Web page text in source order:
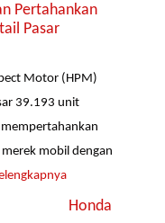
Pertahankan
Pasar
Motor (HPM)
39.193 unit
mobil dengan
Honda